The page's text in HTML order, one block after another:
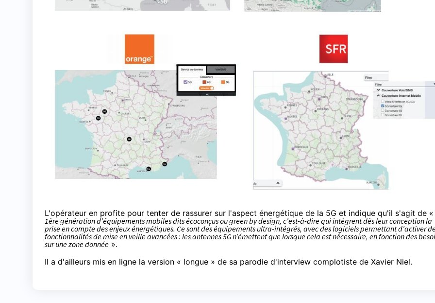
L'opérateur en profite pour tenter de rassurer sur l'aspect énergétique de la 5G et indique qu'il s'agit de
1ère génération d’équipements mobiles dits écoconçus ou green by design, c’est-à-dire qui intègrent dès leur conception la
prise en compte des enjeux énergétiques. Ce sont des équipements ultra-intégrés, avec des logiciels permettant d’activer
fonctionnalités de mise en veille avancées : les antennes 5G n’émettent que lorsque cela est nécessaire, en fonction des
sur une zone donnée ».
Il a d'ailleurs mis en ligne la version « longue » de sa parodie d'interview complotiste de Xavier Niel.